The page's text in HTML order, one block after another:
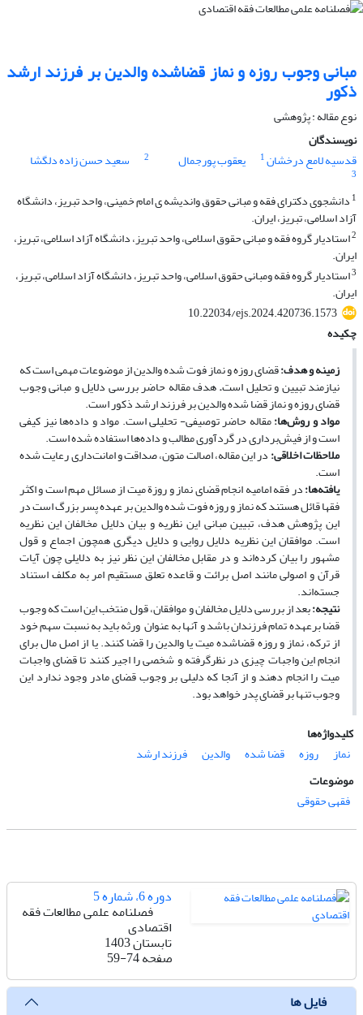
مبانی وجوب روزه و نماز قضاشده والدین بر فرزند ارشد
ذکور
نوع مقاله : پژوهشی
نویسندگان
قدسیه لامع درخشان1 یعقوب پورجمال 2 سعید حسن زاده دلگشا
3
1 دانشجوی دکترای فقه و مبانی حقوق واندیشه ی امام خمینی، واحد تبریز، دانشگاه
آزاد اسلامی، تبریز، ایران.
2استادیار گروه فقه و مبانی حقوق اسلامی، واحد تبریز، دانشگاه آزاد اسلامی، تبریز،
ایران.
3استادیار گروه فقه ومبانی حقوق اسلامی، واحد تبریز، دانشگاه آزاد اسلامی، تبریز،
ایران.
10.22034/ejs.2024.420736.1573
چکیده
زمینه وهدف:قضای روزه و نماز فوت­ شده والدین از موضوعات مهمی است که
نیازمند تبیین و تحلیل است.هدف مقاله حاضر بررسیدلایل و مبانی وجوب
قضای روزه و نماز قضا شده والدین بر فرزند ارشد ذکور است.
مواد و روش‌ها:مقاله حاضر توصیفی- تحلیلی است. مواد و داده‌ها نیز کیفی
است و از فیش‌برداری در گردآوری مطالب و داده‌ها استفاده‌ شده است.
ملاحظات اخلاقی:در این مقاله، اصالت متون، صداقت و امانت‌داری رعایت شده
است.
یافته‌ها:در فقه امامیه انجام قضای نماز و روزة میت از مسائل مهم است و اکثر
فقها قائل هستند که نماز و روزه فوت ‌شده والدین بر عهده پسر بزرگ است در
این پژوهش هدف، تبیین مبانی این نظریه و بیان دلایل مخالفان این نظریه
است. موافقان این نظریه دلایل روایی و دلایل دیگری هم­چون اجماع و قول
مشهور را بیان کرده‌اند و در مقابل مخالفان این نظر نیز به دلایلی چون آیات
قرآن و اصولی مانند اصل برائت و قاعده تعلق مستقیم امر به مکلف استناد
جسته‌اند.
نتیجه‌:بعد از بررسی دلایل مخالفان و موافقان، قول منتخب این‌ است که وجوب
قضا برعهده تمام فرزندان باشد و آن­ها به­ عنوان ورثه باید به نسبت سهم خود
از ترکه، نماز و روزه قضاشده میت یا والدین را قضا کنند. یا از اصل مال برای
انجام این واجبات چیزی در نظرگرفته و شخصی را اجیر کنند تا قضای واجبات
میت را انجام دهند و از آنجا ‌که دلیلی بر وجوب قضای مادر وجود ندارد این
وجوب تنها بر قضای پدر خواهد بود.
کلیدواژه‌ها
نماز
روزه قضا شده والدین
فرزند ارشد
موضوعات
فقهی حقوقی
دوره 6، شماره 5
فصلنامه علمی مطالعات فقه
اقتصادی
تابستان 1403
صفحه59-74
فایل ها